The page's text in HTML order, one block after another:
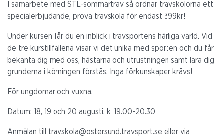
I samarbete med STL-sommartrav så ordnar travskolorna ett
specialerbjudande, prova travskola för endast 399kr!
Under kursen får du en inblick i travsportens härliga värld. Vid
de tre kurstillfällena visar vi det unika med sporten och du får
bekanta dig med oss, hästarna och utrustningen samt lära dig
grunderna i körningen förstås. Inga förkunskaper krävs!
För ungdomar och vuxna.
Datum: 18, 19 och 20 augusti. kl 19.00-20.30
Anmälan till travskola@ostersund.travsport.se eller via